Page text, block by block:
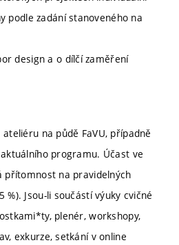
podle zadání stanoveného na
design a o dílčí zaměření
na půdě FaVU, případně
programu. Účast ve
přítomnost na pravidelných
%). Jsou-li součástí výuky cvičné
plenér, workshopy,
exkurze, setkání v online